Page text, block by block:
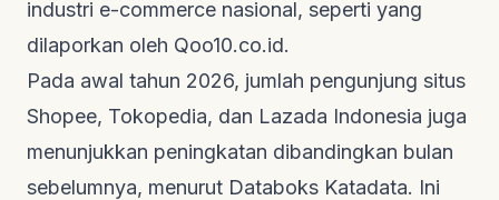
industri e-commerce nasional, seperti yang
dilaporkan oleh Qoo10.co.id.
Pada awal tahun 2026, jumlah pengunjung situs
Shopee, Tokopedia, dan Lazada Indonesia juga
menunjukkan peningkatan dibandingkan bulan
sebelumnya, menurut Databoks Katadata. Ini